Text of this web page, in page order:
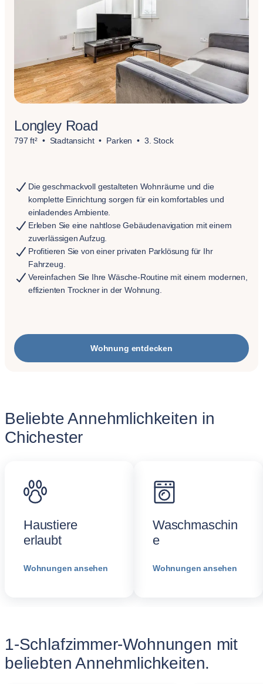
Longley Road
797 ft² Stadtansicht Parken 3. Stock
Die geschmackvoll gestalteten Wohnräume und die
komplette Einrichtung sorgen für ein komfortables und
einladendes Ambiente.
Erleben Sie eine nahtlose Gebäudenavigation mit einem
zuverlässigen Aufzug.
Profitieren Sie von einer privaten Parklösung für Ihr
Fahrzeug.
Vereinfachen Sie Ihre Wäsche-Routine mit einem modernen,
effizienten Trockner in der Wohnung.
Wohnung entdecken
Beliebte Annehmlichkeiten in
Chichester
Haustiere
erlaubt
Wohnungen ansehen
Waschmaschin
e
Wohnungen ansehen
1-Schlafzimmer-Wohnungen mit
beliebten Annehmlichkeiten.